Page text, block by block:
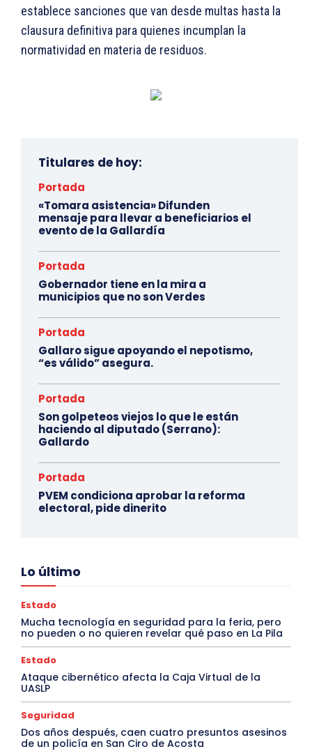
establece sanciones que van desde multas hasta la
clausura definitiva para quienes incumplan la
normatividad en materia de residuos.
Titulares de hoy:
Portada
«Tomara asistencia» Difunden
mensaje para llevar a beneficiarios el
evento de la Gallardía
Portada
Gobernador tiene en la mira a
municipios que no son Verdes
Portada
Gallaro sigue apoyando el nepotismo,
“es válido” asegura.
Portada
Son golpeteos viejos lo que le están
haciendo al diputado (Serrano):
Gallardo
Portada
PVEM condiciona aprobar la reforma
electoral, pide dinerito
Lo último
Estado
Mucha tecnología en seguridad para la feria, pero
no pueden o no quieren revelar qué paso en La Pila
Estado
Ataque cibernético afecta la Caja Virtual de la
UASLP
Seguridad
Dos años después, caen cuatro presuntos asesinos
de un policía en San Ciro de Acosta